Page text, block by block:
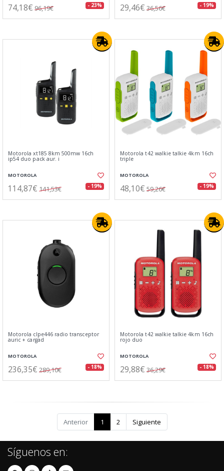
74,18€ 96,19€ - 23% 29,46€ 36,56€ - 19%
Motorola xt185 8km 500mw 16ch
ip54 duo pack aur. i
MOTOROLA
114,87€ 141,53€ - 19%
Motorola t42 walkie talkie 4km 16ch
triple
MOTOROLA
48,10€ 59,26€ - 19%
Motorola clpe446 radio transceptor
auric + cargad
MOTOROLA
236,35€ 289,10€ - 18%
Motorola t42 walkie talkie 4km 16ch
rojo duo
MOTOROLA
29,88€ 36,29€ - 18%
Anterior 1 2 Siguiente
Síguenos en: